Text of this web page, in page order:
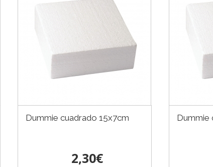
Dummie cuadrado 15x7cm
2,30€
Dummie